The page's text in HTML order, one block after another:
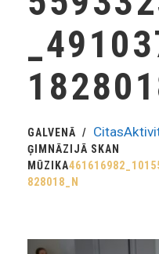
GALVENĀ
ĢIMNĀZIJĀ SKAN
MŪZIKA
828018_N